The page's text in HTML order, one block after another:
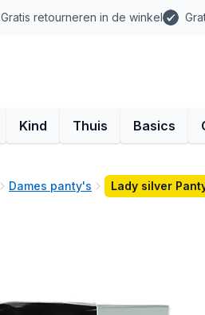
Gratis retourneren in de winkel
Kind Thuis Basics
Dames panty's Lady silver